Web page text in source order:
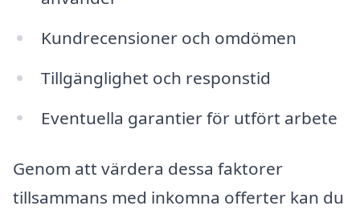
Kundrecensioner och omdömen
Tillgänglighet och responstid
Eventuella garantier för utfört arbete
Genom att värdera dessa faktorer
tillsammans med inkomna offerter kan du